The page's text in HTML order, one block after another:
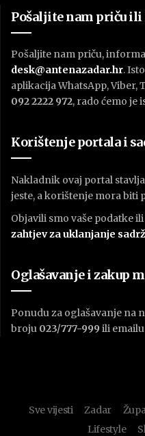
Pošaljite nam priču
Pošaljite nam priču,
desk@antenazadar.hr.
aplikacija WhatsApp, Viber,
092 2222 972, rado ćemo je
Korištenje portala i
Nakladnik ovaj portal
jeste, a korištenje mora biti
Objavili smo vaše podatke
zahtjev za uklanjanje
Oglašavanje i zakup
Ponudu za oglašavanje na
broju 023/777-999 ili emailu
Sve vijesti Zadar
Lifestyle